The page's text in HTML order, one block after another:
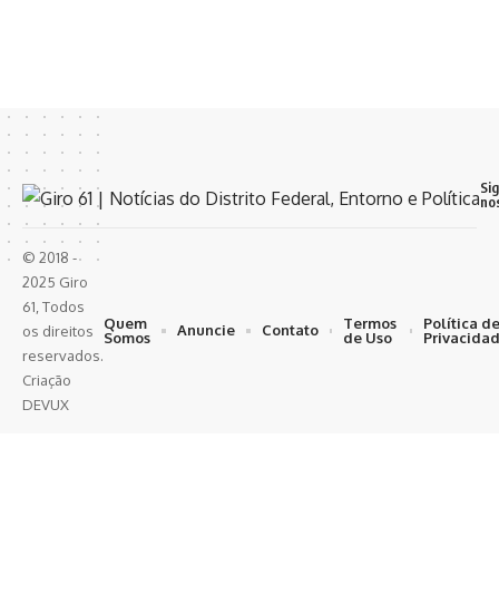
© 2018 -
2025 Giro
61, Todos
os direitos
reservados.
Criação
DEVUX
Quem
Somos
Anuncie Contato
Termos
de Uso
Política